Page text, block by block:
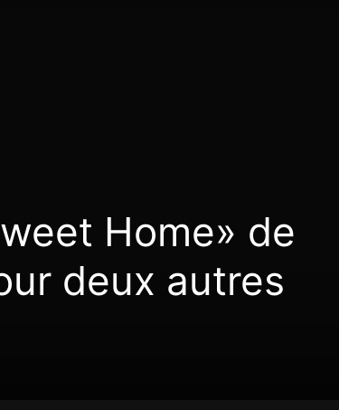
Home» de
deux autres